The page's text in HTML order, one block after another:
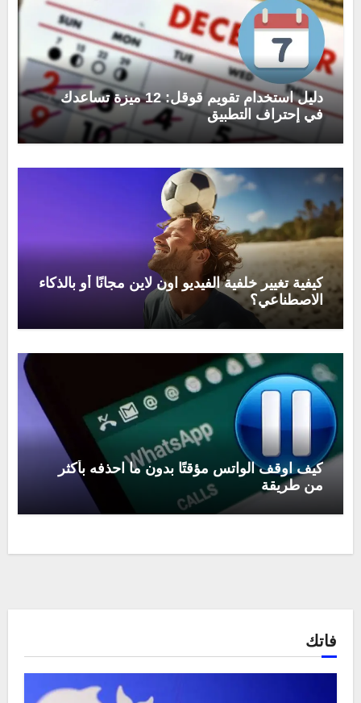
دليل استخدام تقويم قوقل: 12 ميزة تساعدك
في إحتراف التطبيق
كيفية تغيير خلفية الفيديو اون لاين مجانًا أو بالذكاء
الاصطناعي؟
كيف اوقف الواتس مؤقتًا بدون ما احذفه بأكثر
من طريقة
فاتك